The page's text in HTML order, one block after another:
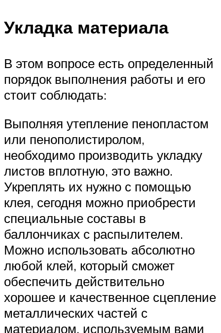
Укладка материала
В этом вопросе есть определенный
порядок выполнения работы и его
стоит соблюдать:
Выполняя утепление пенопластом
или пенополистиролом,
необходимо производить укладку
листов вплотную, это важно.
Укреплять их нужно с помощью
клея, сегодня можно приобрести
специальные составы в
баллончиках с распылителем.
Можно использовать абсолютно
любой клей, который сможет
обеспечить действительно
хорошее и качественное сцепление
металлических частей с
материалом, используемым вами